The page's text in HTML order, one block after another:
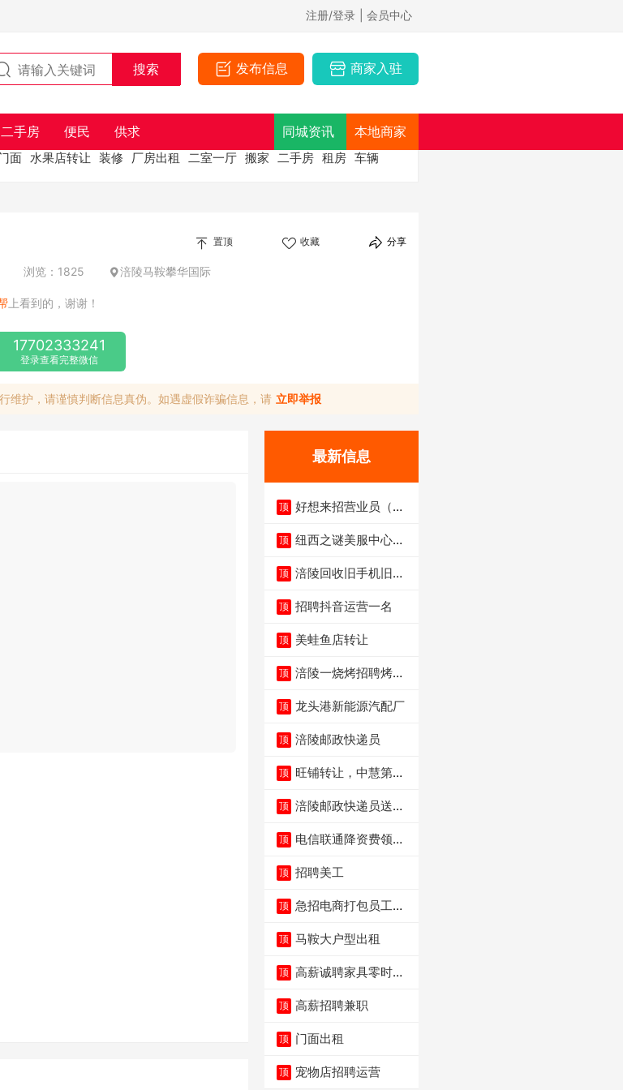
注册/登录 | 会员中心
发布信息 商家入驻
二手房 便民 供求 同城资讯 本地商家
面 水果店转让 装修 厂房出租 二室一厅 搬家 二手房 租房 车辆
置顶 收藏 分享
浏览：1825 涪陵马鞍攀华国际
上看到的，谢谢！
17702333241
登录查看完整微信
维护，请谨慎判断信息真伪。如遇虚假诈骗信息，请 立即举报
最新信息
顶 好想来招营业员（不
顶 纽西之谜美服中心招
顶 涪陵回收旧手机旧电
顶 招聘抖音运营一名
顶 美蛙鱼店转让
顶 涪陵一烧烤招聘烤工
顶 龙头港新能源汽配厂
顶 涪陵邮政快递员
顶 旺铺转让，中慧第一
顶 涪陵邮政快递员送货
顶 电信联通降资费领价
顶 招聘美工
顶 急招电商打包员工作
顶 马鞍大户型出租
顶 高薪诚聘家具零时促
顶 高薪招聘兼职
顶 门面出租
顶 宠物店招聘运营